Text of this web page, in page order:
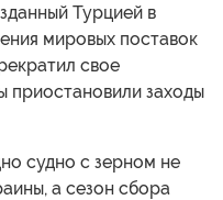
Турцией в
мировых поставок
свое
приостановили заходы
судно с зерном не
а сезон сбора